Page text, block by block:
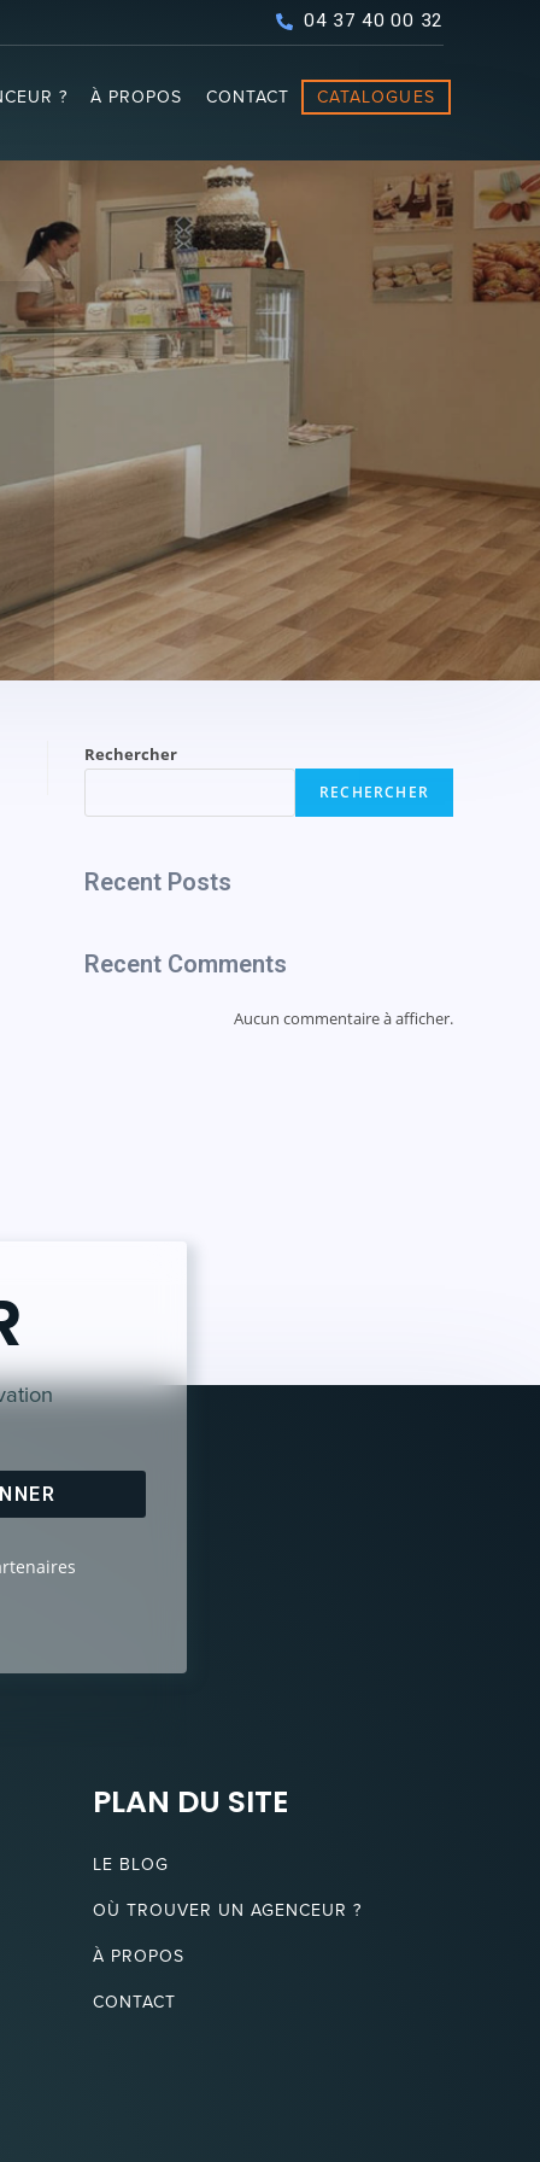
04 37 40 00 32
? À PROPOS CONTACT CATALOGUES
Rechercher
RECHERCHER
Recent Posts
Recent Comments
Aucun commentaire à afficher.
PLAN DU SITE
LE BLOG
OÙ TROUVER UN AGENCEUR ?
À PROPOS
CONTACT